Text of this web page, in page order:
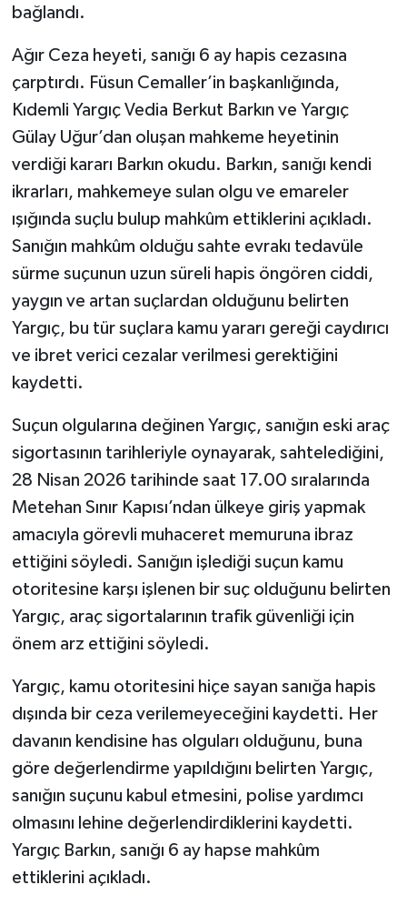
bağlandı.
Ağır Ceza heyeti, sanığı 6 ay hapis cezasına
çarptırdı. Füsun Cemaller’in başkanlığında,
Kıdemli Yargıç Vedia Berkut Barkın ve Yargıç
Gülay Uğur’dan oluşan mahkeme heyetinin
verdiği kararı Barkın okudu. Barkın, sanığı kendi
ikrarları, mahkemeye sulan olgu ve emareler
ışığında suçlu bulup mahkûm ettiklerini açıkladı.
Sanığın mahkûm olduğu sahte evrakı tedavüle
sürme suçunun uzun süreli hapis öngören ciddi,
yaygın ve artan suçlardan olduğunu belirten
Yargıç, bu tür suçlara kamu yararı gereği caydırıcı
ve ibret verici cezalar verilmesi gerektiğini
kaydetti.
Suçun olgularına değinen Yargıç, sanığın eski araç
sigortasının tarihleriyle oynayarak, sahtelediğini,
28 Nisan 2026 tarihinde saat 17.00 sıralarında
Metehan Sınır Kapısı’ndan ülkeye giriş yapmak
amacıyla görevli muhaceret memuruna ibraz
ettiğini söyledi. Sanığın işlediği suçun kamu
otoritesine karşı işlenen bir suç olduğunu belirten
Yargıç, araç sigortalarının trafik güvenliği için
önem arz ettiğini söyledi.
Yargıç, kamu otoritesini hiçe sayan sanığa hapis
dışında bir ceza verilemeyeceğini kaydetti. Her
davanın kendisine has olguları olduğunu, buna
göre değerlendirme yapıldığını belirten Yargıç,
sanığın suçunu kabul etmesini, polise yardımcı
olmasını lehine değerlendirdiklerini kaydetti.
Yargıç Barkın, sanığı 6 ay hapse mahkûm
ettiklerini açıkladı.